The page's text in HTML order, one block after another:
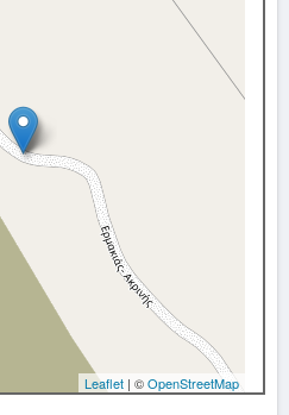
Leaflet | ©OpenStreetMap